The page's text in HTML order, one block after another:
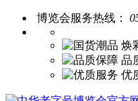
博览会服务热线：
品
优